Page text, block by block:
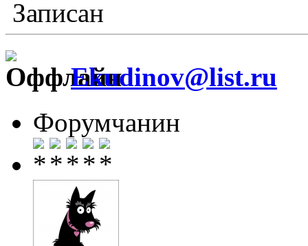
Записан
Ekudinov@list.ru
Форумчанин